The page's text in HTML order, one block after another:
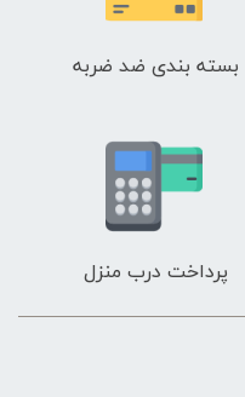
بسته بندی ضد ضربه
پرداخت درب منزل